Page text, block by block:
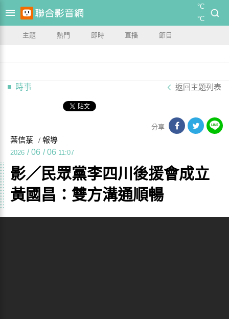
°C
°C
主題 熱門 即時 直播 節目
時事 返回主題列表
分享
葉信菉 / 報導
2026 / 06 / 06 11:07
影／民眾黨李四川後援會成立
黃國昌：雙方溝通順暢